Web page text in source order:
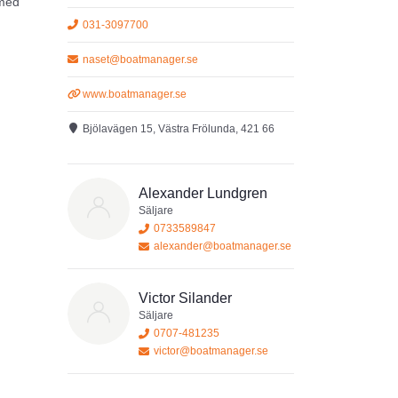
031-3097700
naset@boatmanager.se
www.boatmanager.se
Bjölavägen 15, Västra Frölunda, 421 66
Alexander Lundgren
Säljare
0733589847
alexander@boatmanager.se
Victor Silander
Säljare
0707-481235
victor@boatmanager.se